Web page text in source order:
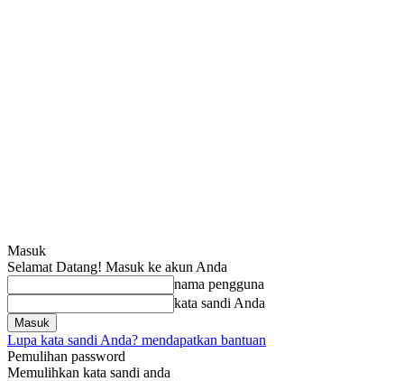
Masuk
Selamat Datang! Masuk ke akun Anda
nama pengguna
kata sandi Anda
Lupa kata sandi Anda? mendapatkan bantuan
Pemulihan password
Memulihkan kata sandi anda